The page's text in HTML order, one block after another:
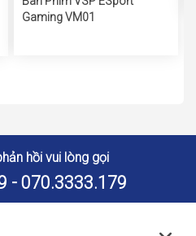
Gaming VM01
hồi vui lòng gọi
- 070.3333.179